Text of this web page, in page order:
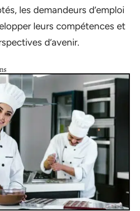
les demandeurs d’emploi
leurs compétences et
d’avenir.